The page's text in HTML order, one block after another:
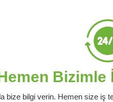
Bizimle
bize bilgi verin. Hemen size iş